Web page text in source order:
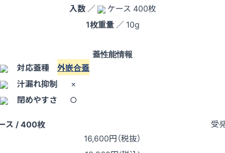
入数／
ケース 400枚
1枚重量／ 10g
蓋性能情報
対応蓋種 外嵌合蓋
汁漏れ抑制
×
閉めやすさ
○
ス / 400枚
受
16,600円（税抜）